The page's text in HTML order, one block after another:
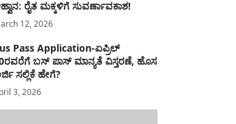
ರೈತ ಮಕ್ಕಳಿಗೆ ಸುವರ್ಣಾವಕಾಶ!
12, 2026
Pass Application-ಏಪ್ರಿಲ್
ಬಸ್ ಪಾಸ್ ಮಾನ್ಯತೆ ವಿಸ್ತರಣೆ, ಹೊಸ
ಸಲ್ಲಿಕೆ ಹೇಗೆ?
3, 2026